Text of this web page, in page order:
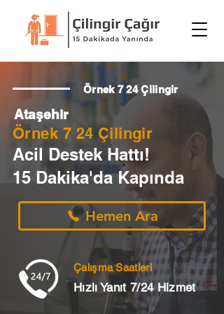
Örnek 7 24 Çilingir
Ataşehir
Örnek 7 24 Çilingir
Acil Destek Hattı!
15 Dakika'da Kapında
Hemen Ara
Çalışma Saatleri
Hızlı Yanıt 7/24 Hizmet